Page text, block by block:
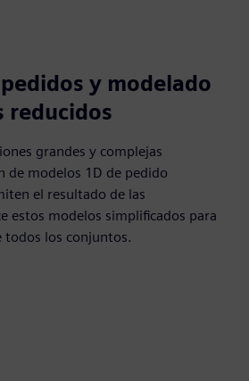
y modelado
reducidos
grandes y complejas
de modelos 1D de pedido
el resultado de las
estos modelos simplificados para
los conjuntos.